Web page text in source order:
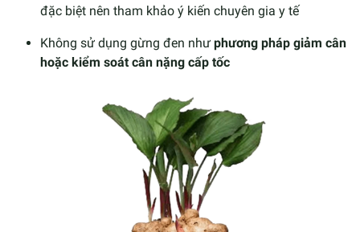
đặc biệt nên tham khảo ý kiến chuyên gia y tế
Không sử dụng gừng đen như phương pháp giảm cân
hoặc kiểm soát cân nặng cấp tốc